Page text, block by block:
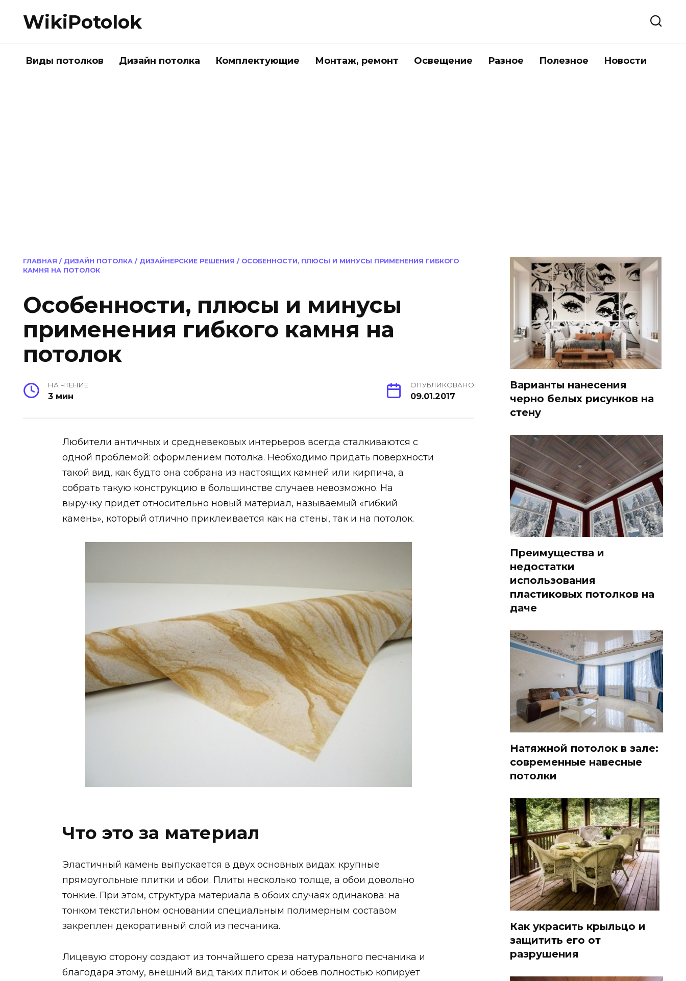
WikiPotolok
Виды потолков Дизайн потолка Комплектующие Монтаж, ремонт Освещение Разное Полезное Новости
ГЛАВНАЯ / ДИЗАЙН ПОТОЛКА / ДИЗАЙНЕРСКИЕ РЕШЕНИЯ / ОСОБЕННОСТИ, ПЛЮСЫ И МИНУСЫ ПРИМЕНЕНИЯ ГИБКОГО
КАМНЯ НА ПОТОЛОК
Особенности, плюсы и минусы
применения гибкого камня на
потолок
НА ЧТЕНИЕ
3 мин
ОПУБЛИКОВАНО
09.01.2017
Любители античных и средневековых интерьеров всегда сталкиваются с
одной проблемой: оформлением потолка. Необходимо придать поверхности
такой вид, как будто она собрана из настоящих камней или кирпича, а
собрать такую конструкцию в большинстве случаев невозможно. На
выручку придет относительно новый материал, называемый «гибкий
камень», который отлично приклеивается как на стены, так и на потолок.
Что это за материал
Эластичный камень выпускается в двух основных видах: крупные
прямоугольные плитки и обои. Плиты несколько толще, а обои довольно
тонкие. При этом, структура материала в обоих случаях одинакова: на
тонком текстильном основании специальным полимерным составом
закреплен декоративный слой из песчаника.
Лицевую сторону создают из тончайшего среза натурального песчаника и
благодаря этому, внешний вид таких плиток и обоев полностью копирует
Варианты нанесения
черно белых рисунков на
стену
Преимущества и
недостатки
использования
пластиковых потолков на
даче
Натяжной потолок в зале:
современные навесные
потолки
Как украсить крыльцо и
защитить его от
разрушения